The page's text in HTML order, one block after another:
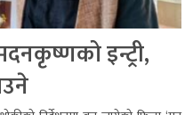
इन्ट्री,